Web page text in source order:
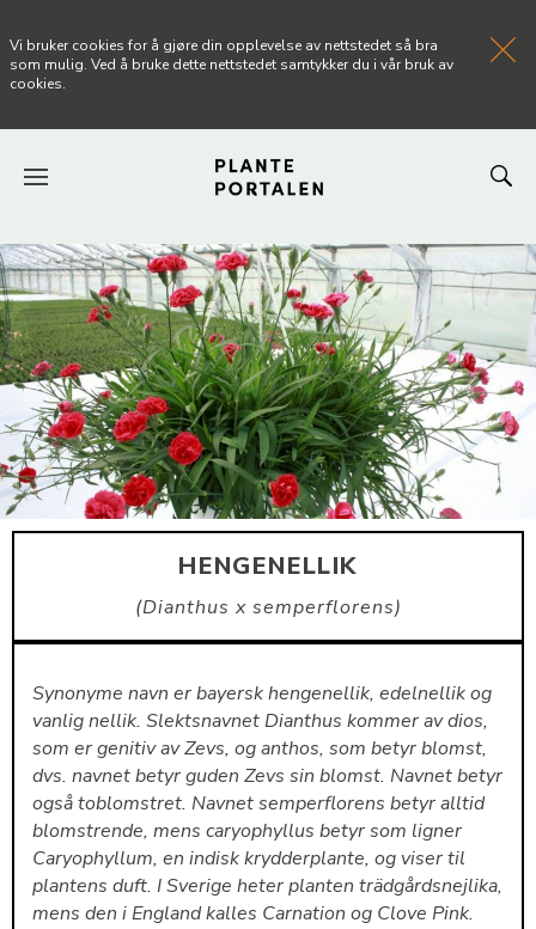
FORSIDEN
NYHETER
ARTIKLER
OM PLANTEPORTALEN
KONTAKT
Vi bruker cookies for å gjøre din opplevelse av nettstedet så bra
som mulig. Ved å bruke dette nettstedet samtykker du i vår bruk av
cookies.
HENGENELLIK
Dianthus x semperflorens
Synonyme navn er bayersk hengenellik, edelnellik og
vanlig nellik. Slektsnavnet Dianthus kommer av dios,
som er genitiv av Zevs, og anthos, som betyr blomst,
dvs. navnet betyr guden Zevs sin blomst. Navnet betyr
også toblomstret. Navnet semperflorens betyr alltid
blomstrende, mens caryophyllus betyr som ligner
Caryophyllum, en indisk krydderplante, og viser til
plantens duft. I Sverige heter planten trädgårdsnejlika,
mens den i England kalles Carnation og Clove Pink.